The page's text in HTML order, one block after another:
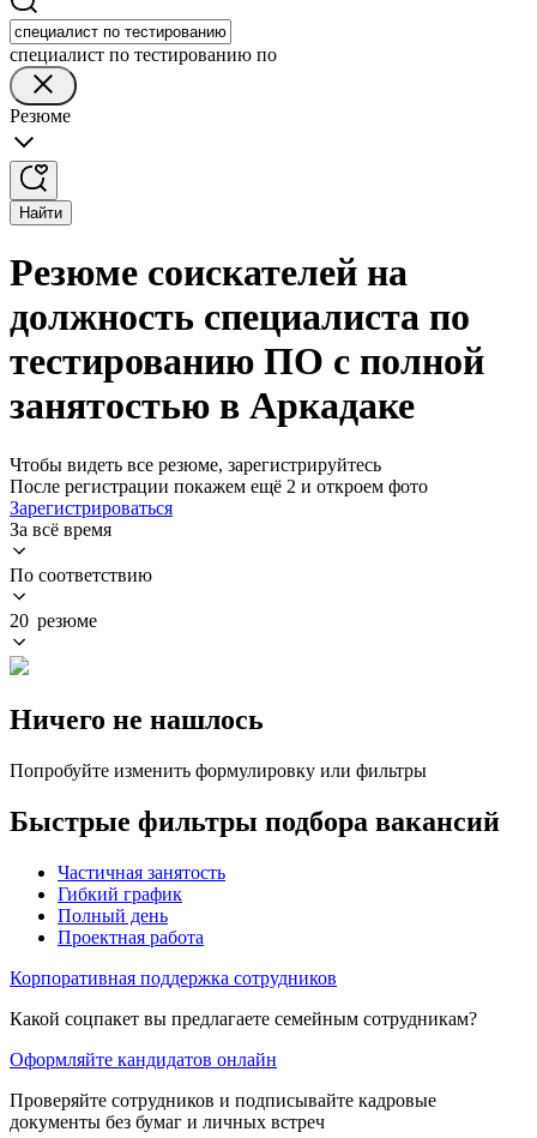
специалист по тестированию по
Резюме
Найти
Резюме соискателей на
должность специалиста по
тестированию ПО с полной
занятостью в Аркадаке
Чтобы видеть все резюме, зарегистрируйтесь
После регистрации покажем ещё 2 и откроем фото
Зарегистрироваться
За всё время
По соответствию
20 резюме
Ничего не нашлось
Попробуйте изменить формулировку или фильтры
Быстрые фильтры подбора вакансий
Частичная занятость
Гибкий график
Полный день
Проектная работа
Корпоративная поддержка сотрудников
Какой соцпакет вы предлагаете семейным сотрудникам?
Оформляйте кандидатов онлайн
Проверяйте сотрудников и подписывайте кадровые
документы без бумаг и личных встреч